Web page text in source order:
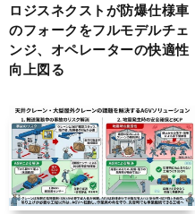
ロジスネクストが防爆仕様車
のフォークをフルモデルチェ
ンジ、オペレーターの快適性
向上図る